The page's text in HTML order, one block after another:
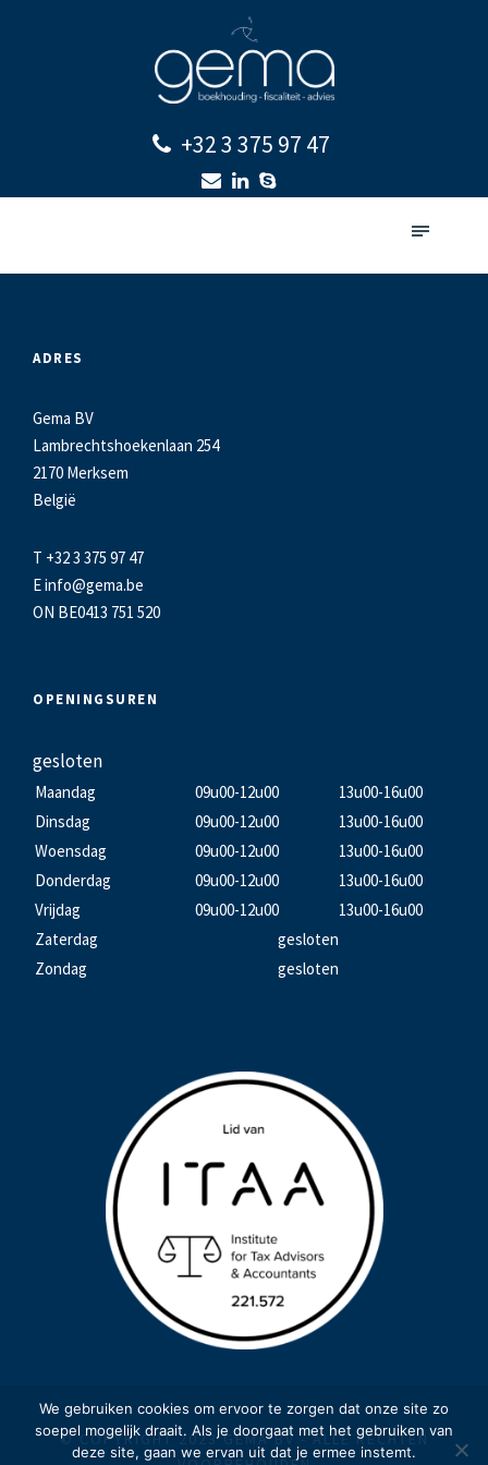
+32 3 375 97 47
ADRES
Gema BV
Lambrechtshoekenlaan 254
2170 Merksem
België
T +32 3 375 97 47
Einfo@gema.be
ON BE0413 751 520
OPENINGSUREN
gesloten
Maandag 09u00-12u00
13u00-16u00
Dinsdag
09u00-12u00
13u00-16u00
Woensdag
09u00-12u00
13u00-16u00
Donderdag
09u00-12u00
13u00-16u00
Vrijdag
09u00-12u00
13u00-16u00
Zaterdag
gesloten
Zondag
gesloten
© COPYRIGHT 2023 GEMA BV - ALLE RECHTEN
We gebruiken cookies om ervoor te zorgen dat onze site zo
soepel mogelijk draait. Als je doorgaat met het gebruiken van
deze site, gaan we ervan uit dat je ermee instemt.